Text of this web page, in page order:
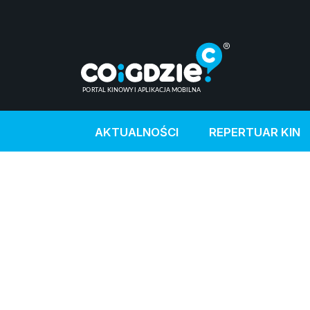
AKTUALNOŚCI REPERTUAR KIN